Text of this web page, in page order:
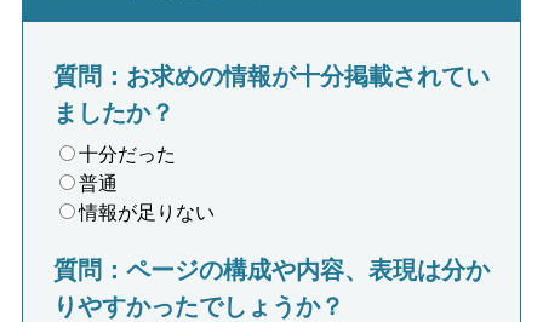
質問：お求めの情報が十分掲載されてい
ましたか？
十分だった
普通
情報が足りない
質問：ページの構成や内容、表現は分か
りやすかったでしょうか？